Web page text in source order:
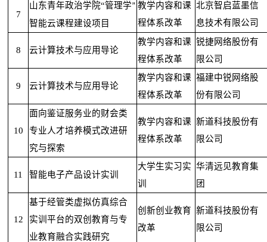
7
山东青年政治学院“管理学”
智能云课程建设项目
教学内容和课
程体系改革
北京智启蓝墨信
息技术有限公司
8 云计算技术与应用导论
教学内容和课
程体系改革
锐捷网络股份有
限公司
9 云计算技术与应用导论
教学内容和课
程体系改革
福建中锐网络股
份有限公司
10
面向鉴证服务业的财会类
专业人才培养模式改进研
究与探索
教学内容和课
程体系改革
新道科技股份有
限公司
11 智能电子产品设计实训
大学生实习实
训
华清远见教育集
团
12
基于经管类虚拟仿真综合
实训平台的双创教育与专
业教育融合实践研究
创新创业教育
改革
新道科技股份有
限公司